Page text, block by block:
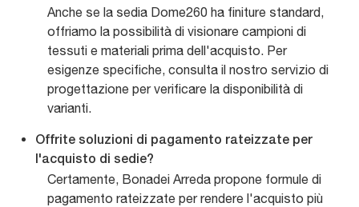
Anche se la sedia Dome260 ha finiture standard,
offriamo la possibilità di visionare campioni di
tessuti e materiali prima dell'acquisto. Per
esigenze specifiche, consulta il nostro servizio di
progettazione per verificare la disponibilità di
varianti.
Offrite soluzioni di pagamento rateizzate per
l'acquisto di sedie?
Certamente, Bonadei Arreda propone formule di
pagamento rateizzate per rendere l'acquisto più